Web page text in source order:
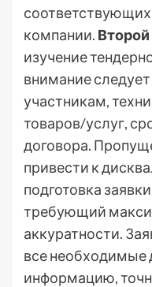
компании.
изучение
внимание
участникам,
товаров/услуг,
договора.
привести к
подготовка
требующий
аккуратности.
все необходимые
информацию,